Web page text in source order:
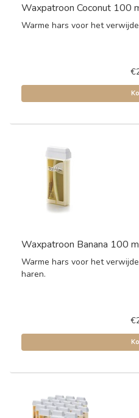
Waxpatroon Coconut 100
Warme hars voor het
Waxpatroon Banana 100
Warme hars voor het
haren.